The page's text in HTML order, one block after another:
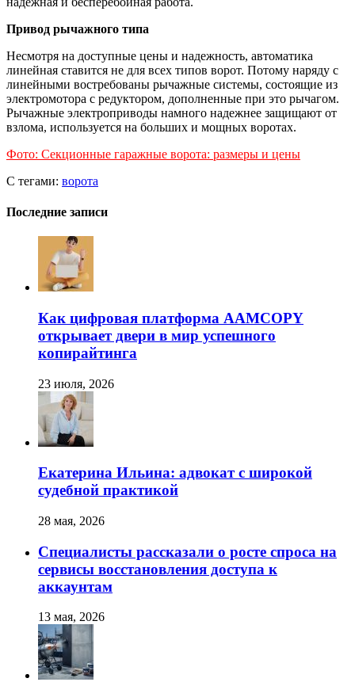
Привод рычажного типа
Несмотря на доступные цены и надежность, автоматика
линейная ставится не для всех типов ворот. Потому наряду с
линейными востребованы рычажные системы, состоящие из
электромотора с редуктором, дополненные при это рычагом.
Рычажные электроприводы намного надежнее защищают от
взлома, используется на больших и мощных воротах.
Фото: Секционные гаражные ворота: размеры и цены
С тегами: ворота
Последние записи
Как цифровая платформа AAMCOPY
открывает двери в мир успешного
копирайтинга
23 июля, 2026
Екатерина Ильина: адвокат с широкой
судебной практикой
28 мая, 2026
Специалисты рассказали о росте спроса на
сервисы восстановления доступа к
аккаунтам
13 мая, 2026